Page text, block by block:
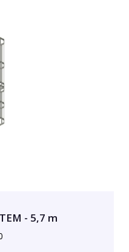
- 5,7 m